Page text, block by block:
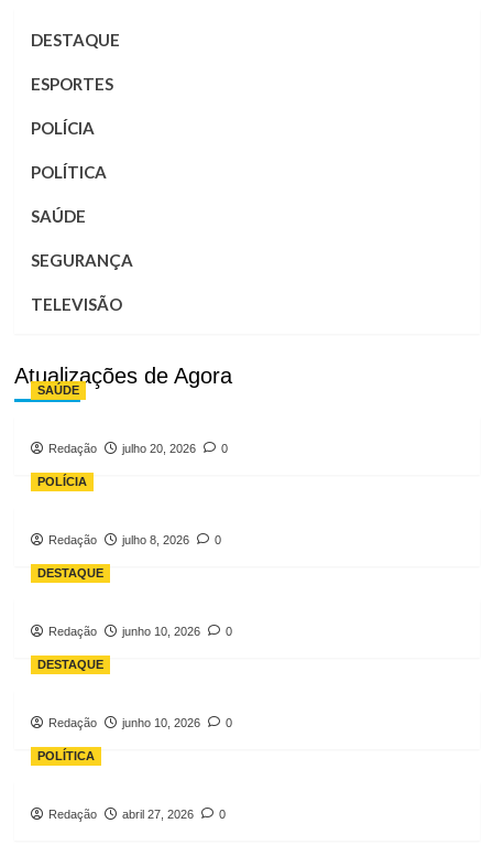
DESTAQUE
ESPORTES
POLÍCIA
POLÍTICA
SAÚDE
SEGURANÇA
TELEVISÃO
Atualizações de Agora
SAÚDE
Redação julho 20, 2026 0
POLÍCIA
Redação julho 8, 2026 0
DESTAQUE
Redação junho 10, 2026 0
DESTAQUE
Redação junho 10, 2026 0
POLÍTICA
Redação abril 27, 2026 0